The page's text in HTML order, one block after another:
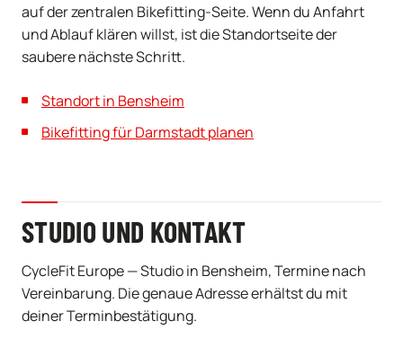
auf der zentralen Bikefitting-Seite. Wenn du Anfahrt
und Ablauf klären willst, ist die Standortseite der
saubere nächste Schritt.
Standort in Bensheim
Bikefitting für Darmstadt planen
STUDIO UND KONTAKT
CycleFit Europe — Studio in Bensheim, Termine nach
Vereinbarung. Die genaue Adresse erhältst du mit
deiner Terminbestätigung.